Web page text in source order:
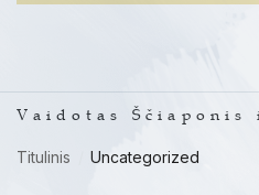
Vaidotas
Titulinis Uncategorized